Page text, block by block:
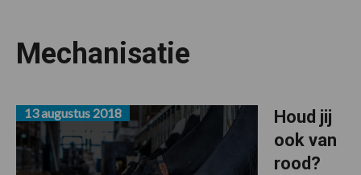
Mechanisatie
Houd jij
ook van
rood?
13 augustus 2018